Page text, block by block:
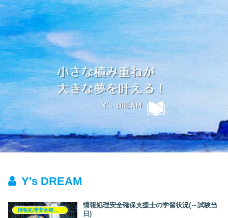
Y's DREAM
情報処理安全確保支援士の学習状況(～試験当
日)